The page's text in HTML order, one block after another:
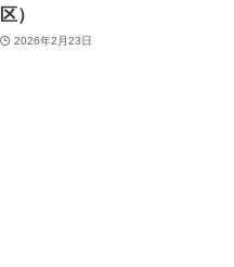
区）
2026年2月23日